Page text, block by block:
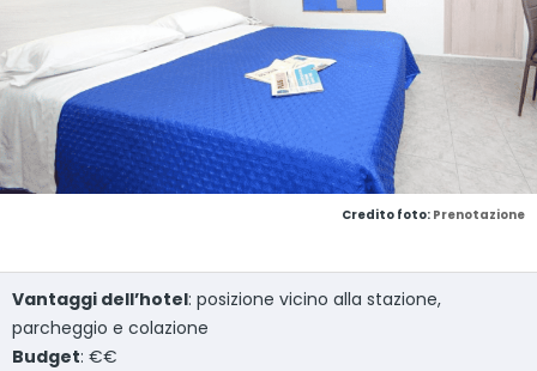
Credito foto: Prenotazione
Vantaggi dell’hotel: posizione vicino alla stazione,
parcheggio e colazione
Budget: €€